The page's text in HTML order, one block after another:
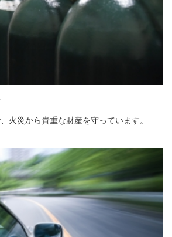
火災から貴重な財産を守っています。